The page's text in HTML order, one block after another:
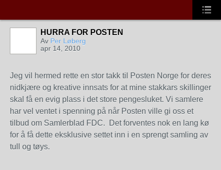
HURRA FOR POSTEN
Av Per Løberg
apr 14, 2010
Jeg vil hermed rette en stor takk til Posten Norge for deres
nidkjære og kreative innsats for at mine stakkars skillinger
skal få en evig plass i det store pengesluket. Vi samlere
har vel ventet i spenning på når Posten ville gi oss et
tilbud om Samlerblad FDC. Det forventes nok en lang kø
for å få dette eksklusive settet inn i en sprengt samling av
tull og tøys.